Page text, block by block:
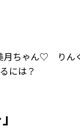
月ちゃん♡ りん
には？